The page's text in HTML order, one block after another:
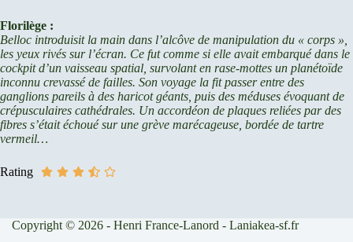
Florilège :
Belloc introduisit la main dans l’alcôve de manipulation du « corps »,
les yeux rivés sur l’écran. Ce fut comme si elle avait embarqué dans le
cockpit d’un vaisseau spatial, survolant en rase-mottes un planétoïde
inconnu crevassé de failles. Son voyage la fit passer entre des
ganglions pareils à des haricot géants, puis des méduses évoquant de
crépusculaires cathédrales. Un accordéon de plaques reliées par des
fibres s’était échoué sur une grève marécageuse, bordée de tartre
vermeil…
Rating
Copyright © 2026 - Henri France-Lanord - Laniakea-sf.fr